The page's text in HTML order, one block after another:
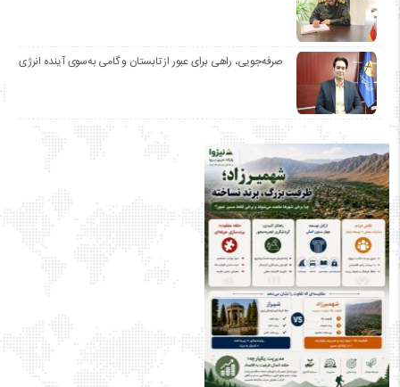
صرفه‌جویی، راهی برای عبور از تابستان و گامی به‌سوی آینده انرژی